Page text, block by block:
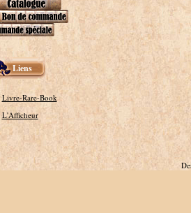
Liens
Livre-Rare-Book
L'Afficheur